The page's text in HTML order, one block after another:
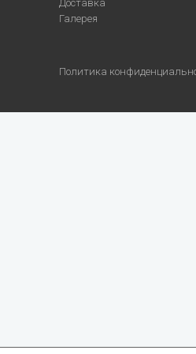
Доставка
Галерея
Политика